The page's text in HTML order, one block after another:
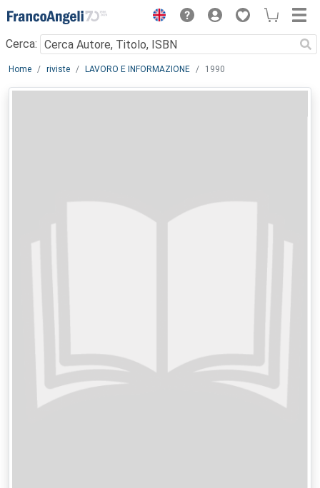
Menu
Cerca:
Main content
Home riviste LAVORO E INFORMAZIONE 1990